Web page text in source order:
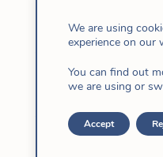
我們開始的，而是我
思-辨別和參與過程中
屆總會收到的 「呼召
的調解，將在這個時
。 在這個階段，最
每個省份的耶穌女兒
We are using
experience on our
You can find out
we are using or
Accept